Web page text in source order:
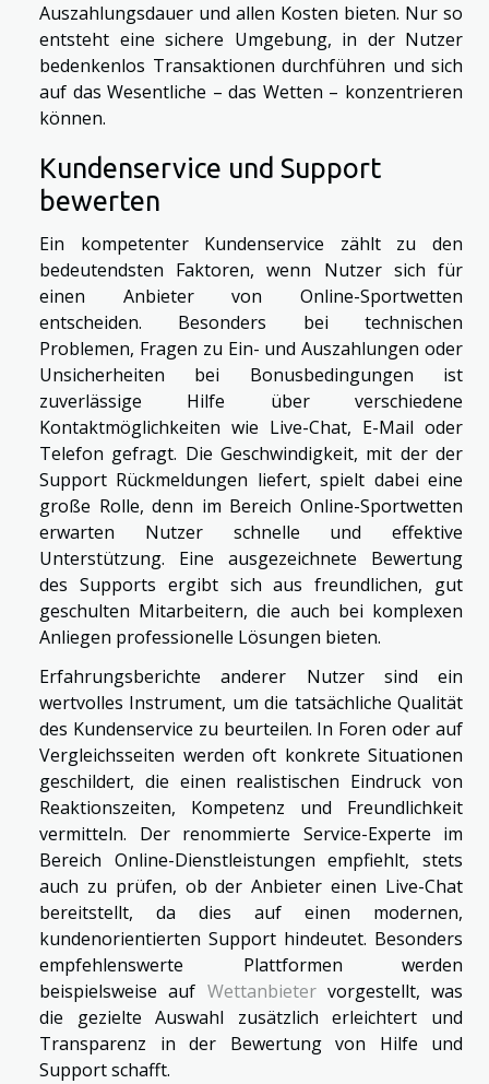
Auszahlungsdauer und allen Kosten bieten. Nur so
entsteht eine sichere Umgebung, in der Nutzer
bedenkenlos Transaktionen durchführen und sich
auf das Wesentliche – das Wetten – konzentrieren
können.
Kundenservice und Support
bewerten
Ein kompetenter Kundenservice zählt zu den
bedeutendsten Faktoren, wenn Nutzer sich für
einen Anbieter von Online-Sportwetten
entscheiden. Besonders bei technischen
Problemen, Fragen zu Ein- und Auszahlungen oder
Unsicherheiten bei Bonusbedingungen ist
zuverlässige Hilfe über verschiedene
Kontaktmöglichkeiten wie Live-Chat, E-Mail oder
Telefon gefragt. Die Geschwindigkeit, mit der der
Support Rückmeldungen liefert, spielt dabei eine
große Rolle, denn im Bereich Online-Sportwetten
erwarten Nutzer schnelle und effektive
Unterstützung. Eine ausgezeichnete Bewertung
des Supports ergibt sich aus freundlichen, gut
geschulten Mitarbeitern, die auch bei komplexen
Anliegen professionelle Lösungen bieten.
Erfahrungsberichte anderer Nutzer sind ein
wertvolles Instrument, um die tatsächliche Qualität
des Kundenservice zu beurteilen. In Foren oder auf
Vergleichsseiten werden oft konkrete Situationen
geschildert, die einen realistischen Eindruck von
Reaktionszeiten, Kompetenz und Freundlichkeit
vermitteln. Der renommierte Service-Experte im
Bereich Online-Dienstleistungen empfiehlt, stets
auch zu prüfen, ob der Anbieter einen Live-Chat
bereitstellt, da dies auf einen modernen,
kundenorientierten Support hindeutet. Besonders
empfehlenswerte Plattformen werden
beispielsweise auf Wettanbietervorgestellt, was
die gezielte Auswahl zusätzlich erleichtert und
Transparenz in der Bewertung von Hilfe und
Support schafft.